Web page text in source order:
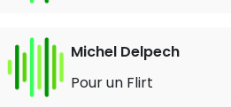
Michel Delpech
Pour un Flirt